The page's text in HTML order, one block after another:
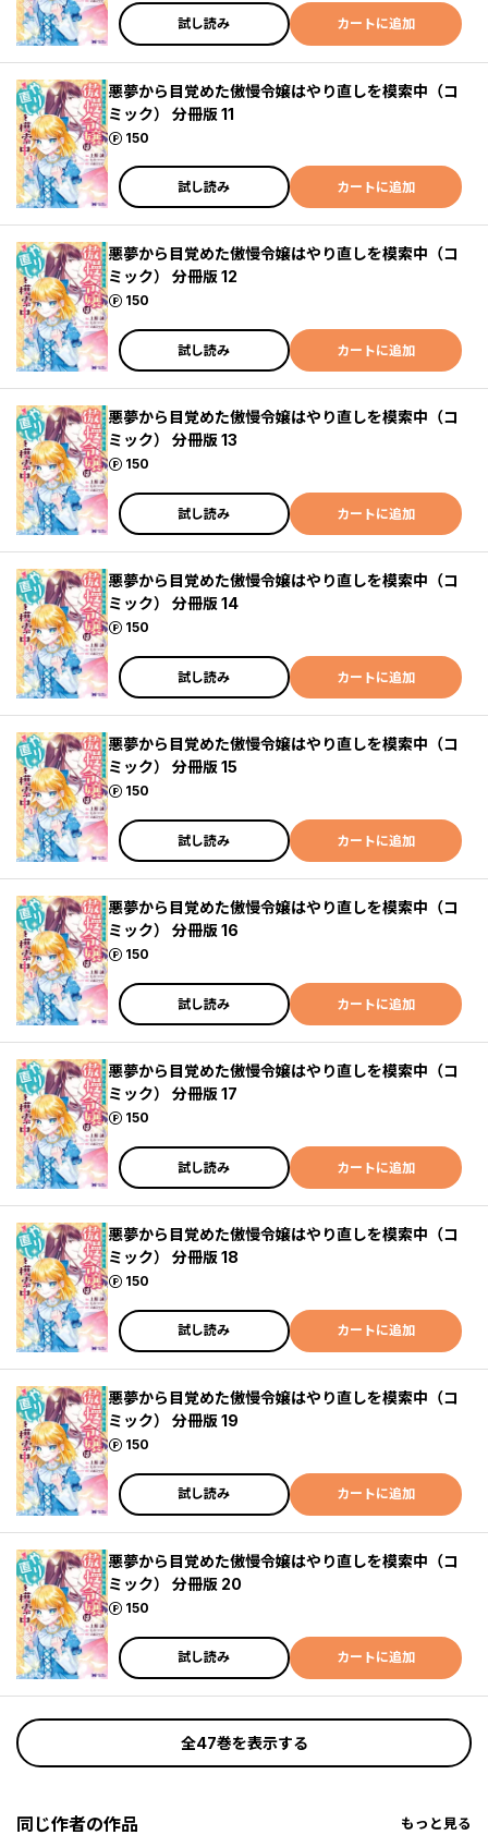
試し読み カートに追加
悪夢から目覚めた傲慢令嬢はやり直しを模索中（コ
ミック） 分冊版 11
150
ポイント
試し読み カートに追加
悪夢から目覚めた傲慢令嬢はやり直しを模索中（コ
ミック） 分冊版 12
150
ポイント
試し読み カートに追加
悪夢から目覚めた傲慢令嬢はやり直しを模索中（コ
ミック） 分冊版 13
150
ポイント
試し読み カートに追加
悪夢から目覚めた傲慢令嬢はやり直しを模索中（コ
ミック） 分冊版 14
150
ポイント
試し読み カートに追加
悪夢から目覚めた傲慢令嬢はやり直しを模索中（コ
ミック） 分冊版 15
150
ポイント
試し読み カートに追加
悪夢から目覚めた傲慢令嬢はやり直しを模索中（コ
ミック） 分冊版 16
150
ポイント
試し読み カートに追加
悪夢から目覚めた傲慢令嬢はやり直しを模索中（コ
ミック） 分冊版 17
150
ポイント
試し読み カートに追加
悪夢から目覚めた傲慢令嬢はやり直しを模索中（コ
ミック） 分冊版 18
150
ポイント
試し読み カートに追加
悪夢から目覚めた傲慢令嬢はやり直しを模索中（コ
ミック） 分冊版 19
150
ポイント
試し読み カートに追加
悪夢から目覚めた傲慢令嬢はやり直しを模索中（コ
ミック） 分冊版 20
150
ポイント
試し読み カートに追加
全47巻を表示する
同じ作者の作品 もっと見る